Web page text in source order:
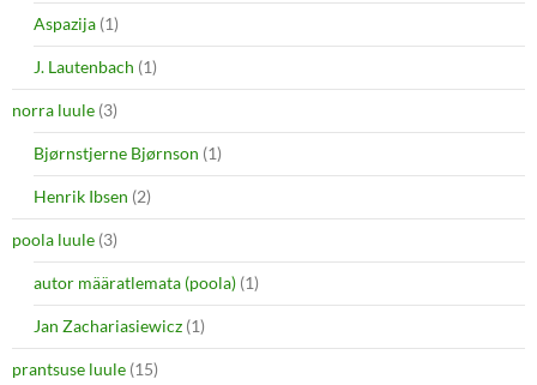
Aspazija (1)
J. Lautenbach (1)
norra luule (3)
Bjørnstjerne Bjørnson (1)
Henrik Ibsen (2)
poola luule (3)
autor määratlemata (poola) (1)
Jan Zachariasiewicz (1)
prantsuse luule (15)